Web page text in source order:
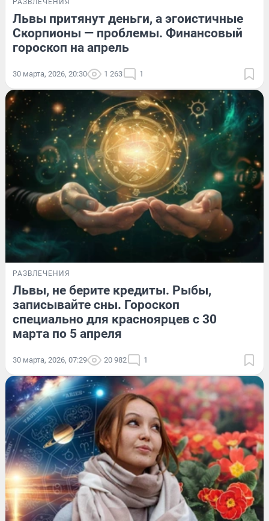
РАЗВЛЕЧЕНИЯ
Львы притянут деньги, а эгоистичные
Скорпионы — проблемы. Финансовый
гороскоп на апрель
30 марта, 2026, 20:30 1 263 1
РАЗВЛЕЧЕНИЯ
Львы, не берите кредиты. Рыбы,
записывайте сны. Гороскоп
специально для красноярцев с 30
марта по 5 апреля
30 марта, 2026, 07:29 20 982 1